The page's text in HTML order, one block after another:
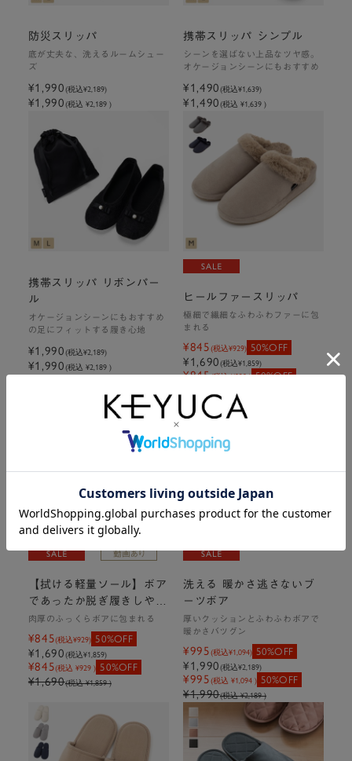
防災スリッパ
底が丈夫な、洗えるルームシュー
ズ
¥1,990(税込¥2,189)
¥1,990(税込 ¥2,189 )
携帯スリッパ シンプル
シーンを選ばない上品なツヤ感。
オケージョンシーンにもおすすめ
¥1,490(税込¥1,639)
¥1,490(税込 ¥1,639 )
携帯スリッパ リボンパー
ル
オケージョンシーンにもおすすめ
の足にフィットする履き心地
¥1,990(税込¥2,189)
¥1,990(税込 ¥2,189 )
ヒールファースリッパ
極細で繊細なふわふわファーに包
まれる
¥845(税込¥929) 50%OFF
¥1,690(税込¥1,859)
¥845(税込 ¥929 ) 50%OFF
¥1,690 (税込 ¥1,859 )
【拭ける軽量ソール】ボア
であったか脱ぎ履きしやす
いスリッパ
肉厚のふっくらボアに包まれる
¥845(税込¥929) 50%OFF
¥1,690(税込¥1,859)
¥845(税込 ¥929 ) 50%OFF
¥1,690(税込 ¥1,859 )
洗える 暖かさ逃さないブ
ーツボア
厚いクッションとふわふわボアで
暖かさバツグン
¥995(税込¥1,094) 50%OFF
¥1,990(税込¥2,189)
¥995(税込 ¥1,094 ) 50%OFF
¥1,990(税込 ¥2,189 )